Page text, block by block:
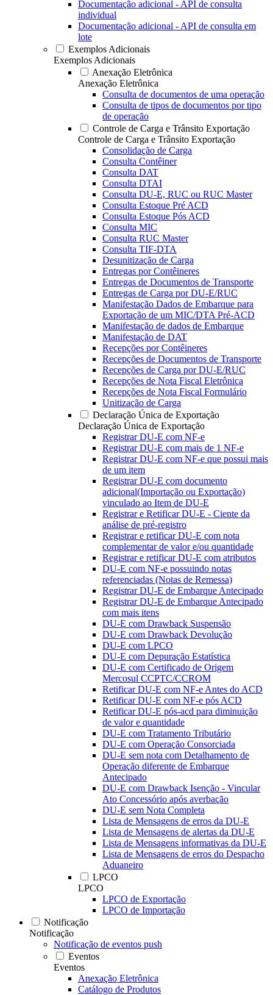
Documentação adicional - API de consulta
individual
Documentação adicional - API de consulta em
lote
Exemplos Adicionais
Exemplos Adicionais
Anexação Eletrônica
Anexação Eletrônica
Consulta de documentos de uma operação
Consulta de tipos de documentos por tipo
de operação
Controle de Carga e Trânsito Exportação
Controle de Carga e Trânsito Exportação
Consolidação de Carga
Consulta Contêiner
Consulta DAT
Consulta DTAI
Consulta DU-E, RUC ou RUC Master
Consulta Estoque Pré ACD
Consulta Estoque Pós ACD
Consulta MIC
Consulta RUC Master
Consulta TIF-DTA
Desunitização de Carga
Entregas por Contêineres
Entregas de Documentos de Transporte
Entregas de Carga por DU-E/RUC
Manifestação Dados de Embarque para
Exportação de um MIC/DTA Pré-ACD
Manifestação de dados de Embarque
Manifestação de DAT
Recepções por Contêineres
Recepções de Documentos de Transporte
Recepções de Carga por DU-E/RUC
Recepções de Nota Fiscal Eletrônica
Recepções de Nota Fiscal Formulário
Unitização de Carga
Declaração Única de Exportação
Declaração Única de Exportação
Registrar DU-E com NF-e
Registrar DU-E com mais de 1 NF-e
Registrar DU-E com NF-e que possui mais
de um item
Registrar DU-E com documento
adicional(Importação ou Exportação)
vinculado ao Item de DU-E
Registrar e Retificar DU-E - Ciente da
análise de pré-registro
Registrar e retificar DU-E com nota
complementar de valor e/ou quantidade
Registrar e retificar DU-E com atributos
DU-E com NF-e possuindo notas
referenciadas (Notas de Remessa)
Registrar DU-E de Embarque Antecipado
Registrar DU-E de Embarque Antecipado
com mais itens
DU-E com Drawback Suspensão
DU-E com Drawback Devolução
DU-E com LPCO
DU-E com Depuração Estatística
DU-E com Certificado de Origem
Mercosul CCPTC/CCROM
Retificar DU-E com NF-e Antes do ACD
Retificar DU-E com NF-e pós ACD
Retificar DU-E pós-acd para diminuição
de valor e quantidade
DU-E com Tratamento Tributário
DU-E com Operação Consorciada
DU-E sem nota com Detalhamento de
Operação diferente de Embarque
Antecipado
DU-E com Drawback Isenção - Vincular
Ato Concessório após averbação
DU-E sem Nota Completa
Lista de Mensagens de erros da DU-E
Lista de Mensagens de alertas da DU-E
Lista de Mensagens informativas da DU-E
Lista de Mensagens de erros do Despacho
Aduaneiro
LPCO
LPCO
LPCO de Exportação
LPCO de Importação
Notificação
Notificação
Notificação de eventos push
Eventos
Eventos
Anexação Eletrônica
Catálogo de Produtos